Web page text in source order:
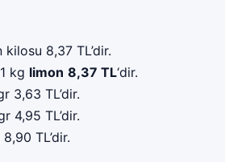
kilosu 8,37 TL’dir.
kg limon 8,37 TL‘dir.
3,63 TL’dir.
4,95 TL’dir.
TL’dir.